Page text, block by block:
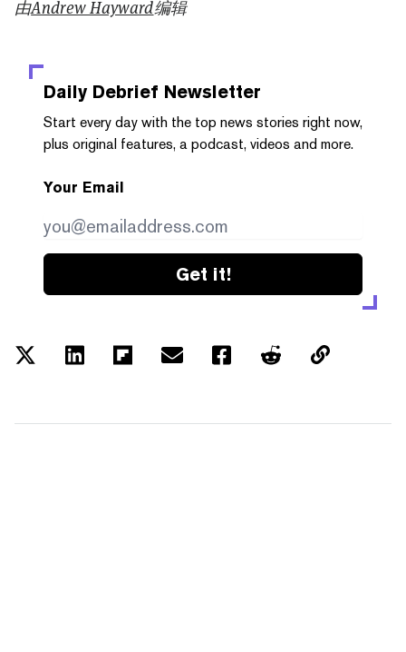
由Andrew Hayward编辑
Daily Debrief Newsletter
Start every day with the top news stories right now,
plus original features, a podcast, videos and more.
Your Email
Get it!